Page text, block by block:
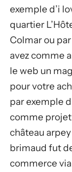
exemple d’i
quartier
Colmar ou
avez comme
le web un
pour votre
par exemple
comme projet
château
brimaud fut
commerce